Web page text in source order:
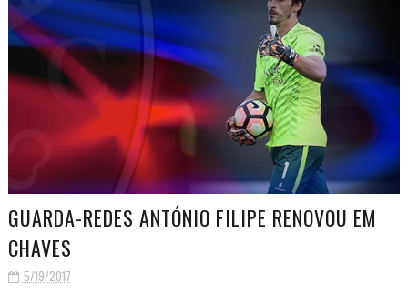
GUARDA-REDES ANTÓNIO FILIPE RENOVOU EM
CHAVES
5/19/2017